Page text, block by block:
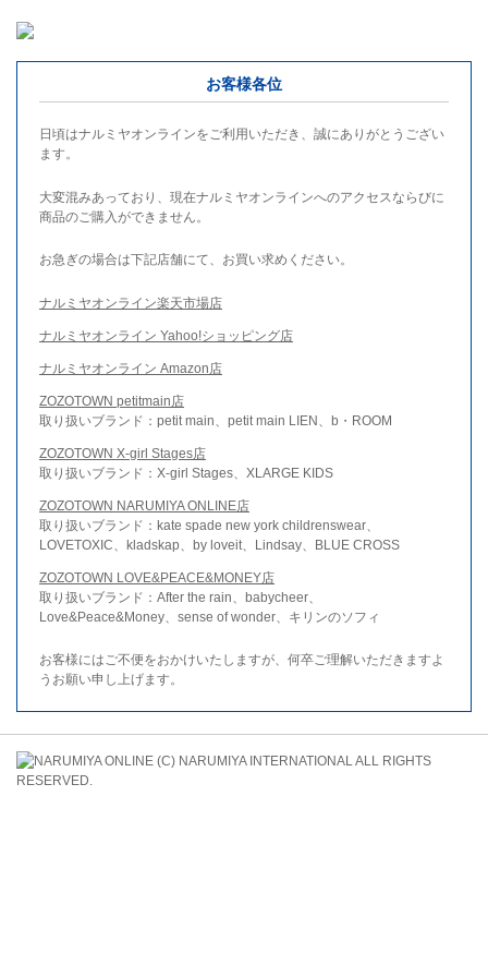
お客様各位
日頃はナルミヤオンラインをご利用いただき、誠にありがとうござい
ます。
大変混みあっており、現在ナルミヤオンラインへのアクセスならびに
商品のご購入ができません。
お急ぎの場合は下記店舗にて、お買い求めください。
ナルミヤオンライン楽天市場店
ナルミヤオンライン Yahoo!ショッピング店
ナルミヤオンライン Amazon店
ZOZOTOWN petitmain店
取り扱いブランド：petit main、petit main LIEN、b・ROOM
ZOZOTOWN X-girl Stages店
取り扱いブランド：X-girl Stages、XLARGE KIDS
ZOZOTOWN NARUMIYA ONLINE店
取り扱いブランド：kate spade new york childrenswear、
LOVETOXIC、kladskap、by loveit、Lindsay、BLUE CROSS
ZOZOTOWN LOVE&PEACE&MONEY店
取り扱いブランド：After the rain、babycheer、
Love&Peace&Money、sense of wonder、キリンのソフィ
お客様にはご不便をおかけいたしますが、何卒ご理解いただきますよ
うお願い申し上げます。